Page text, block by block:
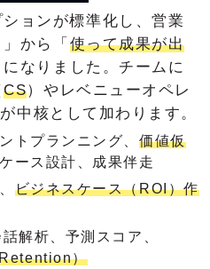
ョンが標準化し、営業
から「 使って成果が出
なりました。チームに
CS）やレベニューオペレ
中核として加わります。
トプランニング、 価値仮
ース設計、成果伴走
ビジネスケース（ROI）作
解析、予測スコア、
）